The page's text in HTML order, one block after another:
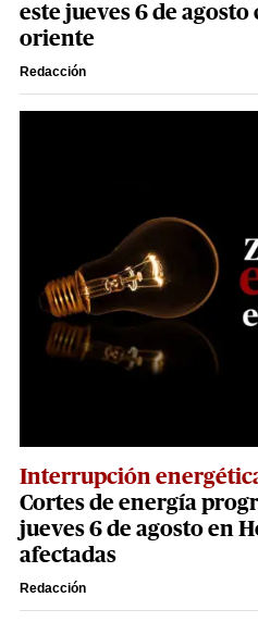
este jueves 6 de
oriente
Redacción
Interrupción
Cortes de energía
jueves 6 de agosto en
afectadas
Redacción